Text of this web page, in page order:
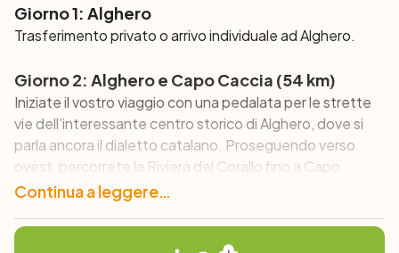
Giorno 1: Alghero
Trasferimento privato o arrivo individuale ad Alghero.
Giorno 2: Alghero e Capo Caccia (54 km)
Iniziate il vostro viaggio con una pedalata per le strette
vie dell’interessante centro storico di Alghero, dove si
parla ancora il dialetto catalano. Proseguendo verso
ovest, percorrete la Riviera del Corallo fino a Capo
Caccia, dove potete visitare le famose grotte di
Continua a leggere…